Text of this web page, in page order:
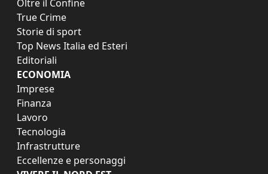
Oltre il Confine
True Crime
Storie di sport
Top News Italia ed Esteri
Editoriali
ECONOMIA
Imprese
Finanza
Lavoro
Tecnologia
Infrastrutture
Eccellenze e personaggi